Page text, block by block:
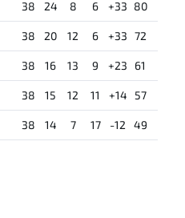
38 24 8 6 +33 80
38 20 12 6 +33 72
38 16 13 9 +23 61
38 15 12 11 +14 57
38 14 7 17 -12 49